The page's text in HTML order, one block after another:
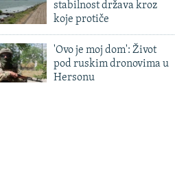
stabilnost država kroz
koje protiče
'Ovo je moj dom': Život
pod ruskim dronovima u
Hersonu